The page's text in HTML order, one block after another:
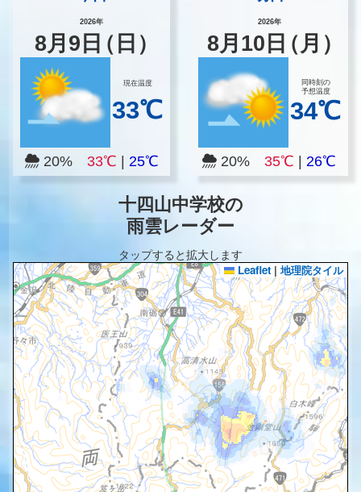
2026年
8月 9 日（日）
現在温度
33℃
20% 33℃ 25℃
2026年
8月 10 日（月）
同時刻の
予想温度
34℃
20% 35℃ |26℃
十四山中学校の
雨雲レーダー
タップすると拡大します
Leaflet | 地理院タイル